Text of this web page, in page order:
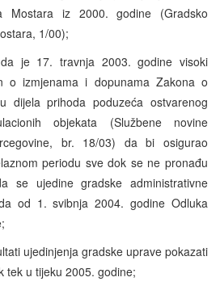
Mostara iz 2000. godine (Gradsko
1/00);
je 17. travnja 2003. godine visoki
o izmjenama i dopunama Zakona o
dijela prihoda poduzeća ostvarenog
objekata (Službene novine
br. 18/03) da bi osigurao
periodu sve dok se ne pronađu
se ujedine gradske administrativne
od 1. svibnja 2004. godine Odluka
ujedinjenja gradske uprave pokazati
tek u tijeku 2005. godine;